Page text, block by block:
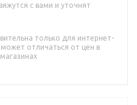
с вами и уточнят
только для интернет-
может отличаться от цен в